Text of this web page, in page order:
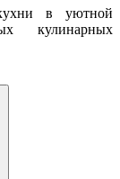
в уютной
кулинарных